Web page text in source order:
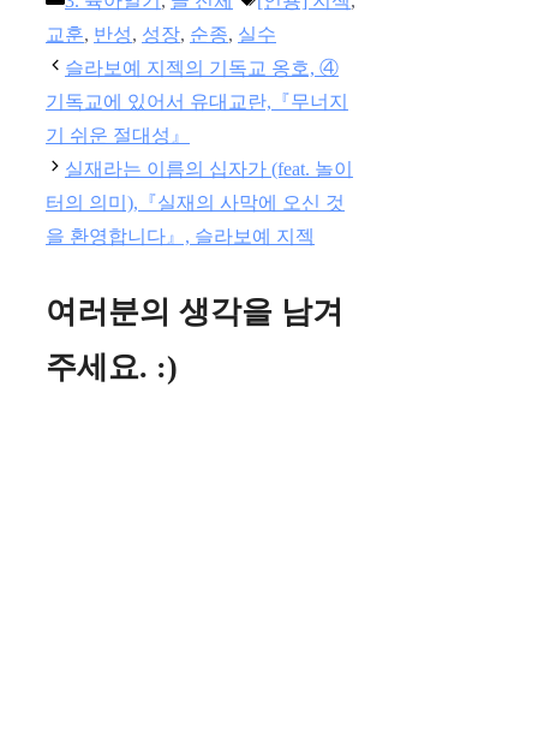
테
고
리
그
교훈, 반성, 성장, 순종, 실수
슬라보예 지젝의 기독교 옹호, ④
기독교에 있어서 유대교란,『무너지
기 쉬운 절대성』
실재라는 이름의 십자가 (feat. 놀이
터의 의미),『실재의 사막에 오신 것
을 환영합니다』, 슬라보예 지젝
여러분의 생각을 남겨
주세요. :)